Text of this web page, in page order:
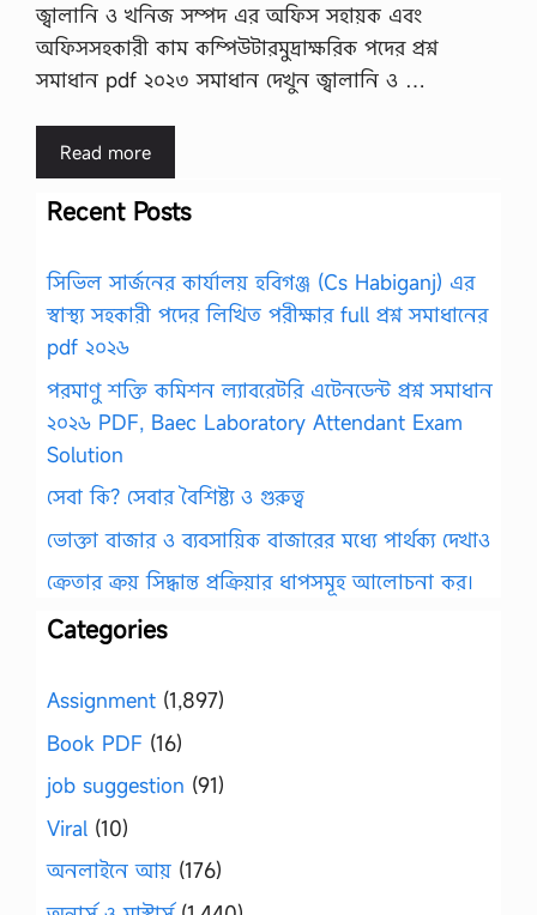
জ্বালানি ও খনিজ সম্পদ এর অফিস সহায়ক এবং
অফিসসহকারী কাম কম্পিউটারমুদ্রাক্ষরিক পদের প্রশ্ন
সমাধান pdf ২০২৩ সমাধান দেখুন জ্বালানি ও …
Read more
Recent Posts
সিভিল সার্জনের কার্যালয় হবিগঞ্জ (Cs Habiganj) এর
স্বাস্থ্য সহকারী পদের লিখিত পরীক্ষার full প্রশ্ন সমাধানের
pdf ২০২৬
পরমাণু শক্তি কমিশন ল্যাবরেটরি এটেনডেন্ট প্রশ্ন সমাধান
২০২৬ PDF, Baec Laboratory Attendant Exam
Solution
সেবা কি? সেবার বৈশিষ্ট্য ও গুরুত্ব
ভোক্তা বাজার ও ব্যবসায়িক বাজারের মধ্যে পার্থক্য দেখাও
ক্রেতার ক্রয় সিদ্ধান্ত প্রক্রিয়ার ধাপসমূহ আলোচনা কর।
Categories
Assignment (1,897)
Book PDF (16)
job suggestion (91)
Viral (10)
অনলাইনে আয় (176)